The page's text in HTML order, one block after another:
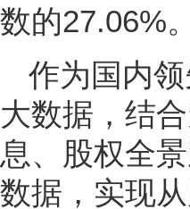
数的27.06%
作为国内
大数据，结
息、股权全
数据，实现